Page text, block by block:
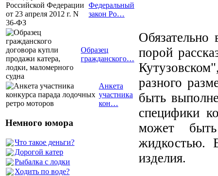
Федеральный
закон Ро…
Образец
гражданского…
Анкета
участника
кон…
Немного юмора
Что такое деньги?
Дорогой катер
Рыбалка с лодки
Ходить по воде?
порой
разного
быть
специфики
может
жидкостью.
изделия.